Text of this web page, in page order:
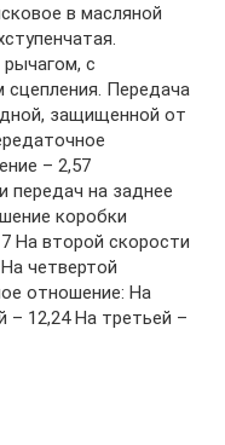
в масляной
с
Передача
защищенной от
– 2,57
передач на заднее
коробки
На второй скорости
четвертой
отношение: На
– 12,24 На третьей –